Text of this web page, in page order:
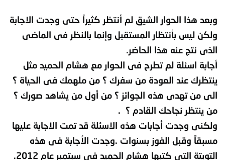
وبعد هذا الحوار الشيق لم أنتظر كثيراً حتى وجدت الاجابة
ولكن ليس بأنتظار المستقبل وإنما بالنظر فى الماضى
الذى نتج عنه هذا الحاضر.
أجابة اسئلة لم تطرح فى الحوار مع هشام الحميد مثل
ينتظرك عند العودة من سفرك ؟ من ملهمك فى الحياة ؟
الى من تهدى هذه الجوائز ؟ من أول من يشاهد صورك ؟
من ينتظر نجاحك القادم ؟ .
ولكنى وجدت أجابات هذه الاسئلة قد تمت الاجابة عليها
مسبقاً وقبل الفوز بسنوات .وجدت الأجابة فى هذه
التويتة التى كتبها هشام الحميد فى سبتمبر عام 2012.